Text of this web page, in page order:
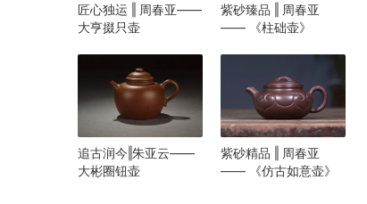
匠心独运 ‖ 周春亚——
大亨掇只壶
紫砂臻品 ‖ 周春亚
—— 《柱础壶》
追古润今‖朱亚云——
大彬圈钮壶
紫砂精品 ‖ 周春亚
—— 《仿古如意壶》